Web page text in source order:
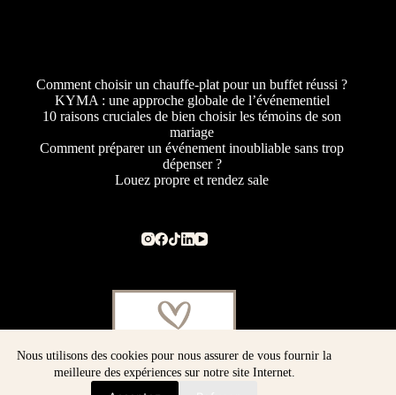
Nous utilisons des cookies pour nous assurer de vous fournir la
meilleure des expériences sur notre site Internet.
Comment choisir un chauffe-plat pour un buffet réussi ?
KYMA : une approche globale de l’événementiel
10 raisons cruciales de bien choisir les témoins de son
mariage
Comment préparer un événement inoubliable sans trop
dépenser ?
Louez propre et rendez sale